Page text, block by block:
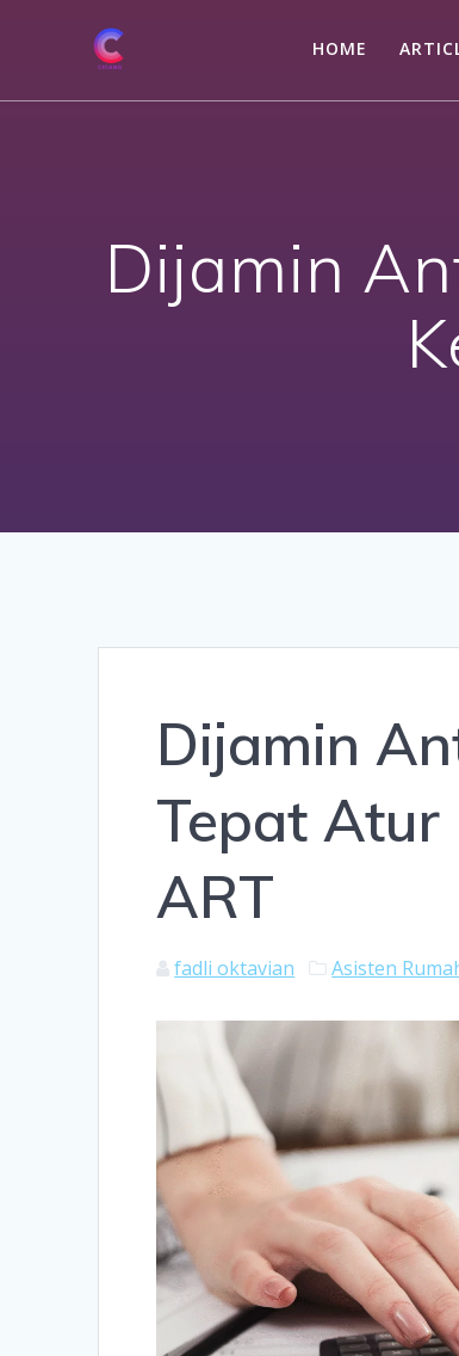
HOME
Dijamin
Dijamin
Tepat Atur
ART
fadli oktavian Asisten